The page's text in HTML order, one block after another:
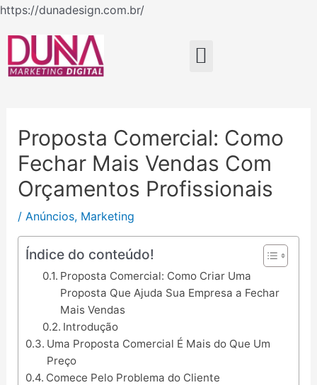
https://dunadesign.com.br/Ir
Menu
Proposta Comercial: Como
Fechar Mais Vendas Com
Orçamentos Profissionais
/ Anúncios, Marketing
Índice do conteúdo!
Proposta Comercial: Como Criar Uma
Proposta Que Ajuda Sua Empresa a Fechar
Mais Vendas
Introdução
Uma Proposta Comercial É Mais do Que Um
Preço
Comece Pelo Problema do Cliente
de
Post